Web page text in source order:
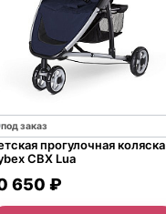
под заказ
прогулочная коляска
СВХ Lua
650 ₽